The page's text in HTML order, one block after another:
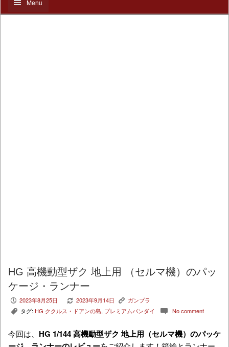
Menu
HG 高機動型ザク 地上用 （セルマ機）のパッ
ケージ・ランナー
P 2023年8月25日 V 2023年9月14日 K ガンプラ
, タグ: HG ククルス・ドアンの島, プレミアムバンダイ c No comment
今回は、 HG 1/144 高機動型ザク 地上用（セルマ機） のパッケ